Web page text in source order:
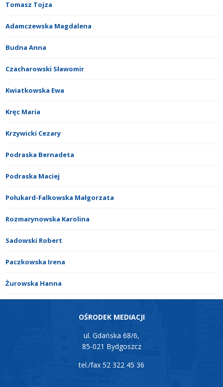
Tomasz Tojza
Adamczewska Magdalena
Budna Anna
Czacharowski Sławomir
Kwiatkowska Ewa
Kręc Maria
Krzywicki Cezary
Podraska Bernadeta
Podraska Maciej
Połukard-Falkowska Małgorzata
Rozmarynowska Karolina
Sadowski Robert
Paczkowska Irena
Żurowska Hanna
OŚRODEK MEDIACJI
ul. Gdańska 68/6,
85-021 Bydgoszcz
tel./fax 52 322 45 36